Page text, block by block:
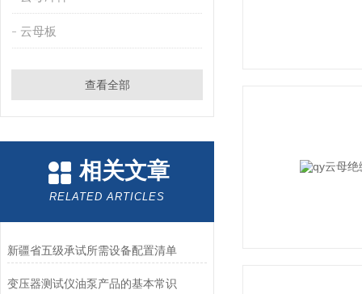
云母板
查看全部
相关文章
RELATED ARTICLES
新疆省五级承试所需设备配置清单
变压器测试仪油泵产品的基本常识